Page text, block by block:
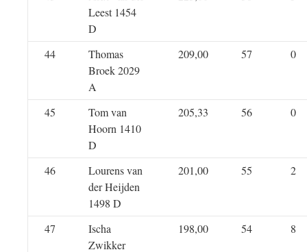
Leest 1454
D
44
Thomas
Broek 2029
A
209,00 57 0
45
Tom van
Hoorn 1410
D
205,33 56 0
46
Lourens van
der Heijden
1498 D
201,00 55 2
47
Ischa
Zwikker
198,00 54 8